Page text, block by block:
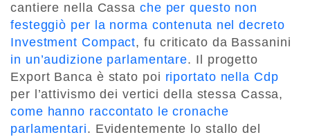
cantiere nella Cassa che per questo non
festeggiò per la norma contenuta nel decreto
Investment Compact, fu criticato da Bassanini
in un’audizione parlamentare. Il progetto
Export Banca è stato poi riportato nella Cdp
per l’attivismo dei vertici della stessa Cassa,
come hanno raccontato le cronache
parlamentari. Evidentemente lo stallo del